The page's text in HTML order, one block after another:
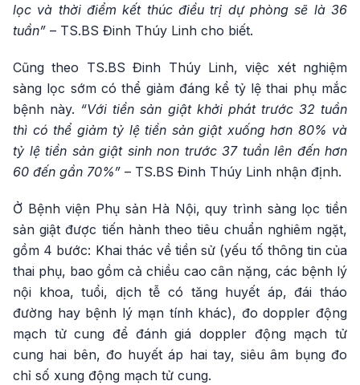
lọc và thời điểm kết thúc điều trị dự phòng sẽ là 36
tuần” – TS.BS Đinh Thúy Linh cho biết.
Cũng theo TS.BS Đinh Thúy Linh, việc xét nghiệm
sàng lọc sớm có thể giảm đáng kể tỷ lệ thai phụ mắc
bệnh này. “Với tiền sản giật khởi phát trước 32 tuần
thì có thể giảm tỷ lệ tiền sản giật xuống hơn 80% và
tỷ lệ tiền sản giật sinh non trước 37 tuần lên đến hơn
60 đến gần 70%” – TS.BS Đinh Thúy Linh nhận định.
Ở Bệnh viện Phụ sản Hà Nội, quy trình sàng lọc tiền
sản giật được tiến hành theo tiêu chuẩn nghiêm ngặt,
gồm 4 bước: Khai thác về tiền sử (yếu tố thông tin của
thai phụ, bao gồm cả chiều cao cân nặng, các bệnh lý
nội khoa, tuổi, dịch tễ có tăng huyết áp, đái tháo
đường hay bệnh lý mạn tính khác), đo doppler động
mạch tử cung để đánh giá doppler động mạch tử
cung hai bên, đo huyết áp hai tay, siêu âm bụng đo
chỉ số xung động mạch tử cung.